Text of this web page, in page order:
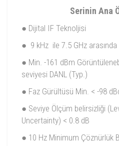
Serinin Ana
● Dijital IF Teknoljisi
● 9 kHz ile 7.5 GHz arasında
● Min. -161 dBm
seviyesi DANL (Typ.)
● Faz Gürültüsü Min. < -98
● Seviye Ölçüm belirsizliği
Uncertainty) < 0.8 dB
● 10 Hz Minimum Çöznürlük